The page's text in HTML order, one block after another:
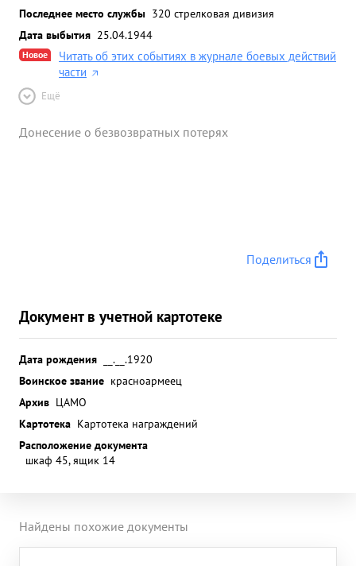
Последнее место службы 320 стрелковая дивизия
Дата выбытия 25.04.1944
Новое
Читать об этих событиях в журнале боевых действий
части
Ещё
Донесение о безвозвратных потерях
Поделиться
Документ в учетной картотеке
Дата рождения
__.__.1920
Воинское звание красноармеец
Архив ЦАМО
Картотека Картотека награждений
Расположение документа
шкаф 45, ящик 14
Найдены похожие документы